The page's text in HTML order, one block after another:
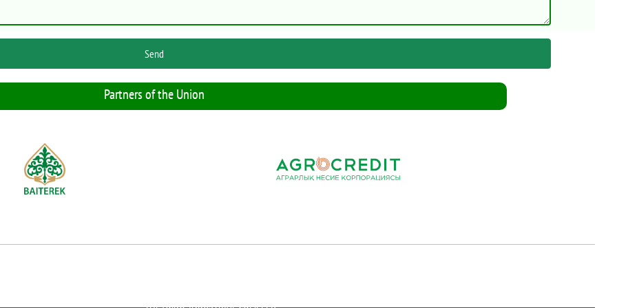
Send
Partners of the Union
THE AGRO-INDUSTRIAL COMPLEX"